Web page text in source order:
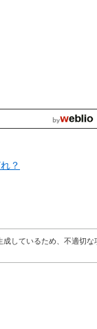
？
しているため、不適切な